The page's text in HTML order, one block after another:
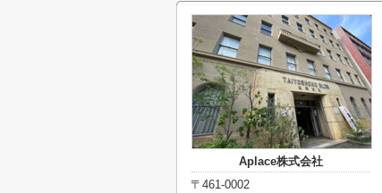
Aplace株式会社
〒461-0002